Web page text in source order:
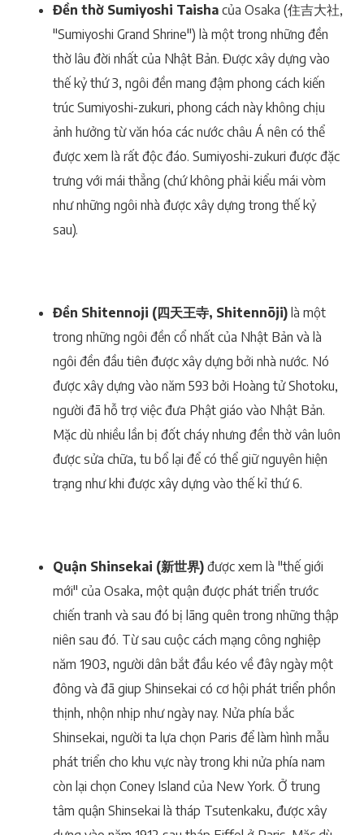
Đền thờ Sumiyoshi Taisha của Osaka (住吉大社,
"Sumiyoshi Grand Shrine") là một trong những đền
thờ lâu đời nhất của Nhật Bản. Được xây dựng vào
thế kỷ thứ 3, ngôi đền mang đậm phong cách kiến ​​
trúc Sumiyoshi-zukuri, phong cách này không chịu
ảnh hưởng từ văn hóa các nước châu Á nên có thể
được xem là rất độc đáo. Sumiyoshi-zukuri được đặc
trưng với mái thẳng (chứ không phải kiểu mái vòm
như những ngôi nhà được xây dựng trong thế kỷ
sau).
Đền Shitennoji (四天王寺, Shitennōji) là một
trong những ngôi đền cổ nhất của Nhật Bản và là
ngôi đền đầu tiên được xây dựng bởi nhà nước. Nó
được xây dựng vào năm 593 bởi Hoàng tử Shotoku,
người đã hỗ trợ việc đưa Phật giáo vào Nhật Bản.
Mặc dù nhiều lần bị đốt cháy nhưng đền thờ vân luôn
được sửa chữa, tu bổ lại để có thể giữ nguyên hiện
trạng như khi được xây dựng vào thế kỉ thứ 6.
Quận Shinsekai (新世界) được xem là "thế giới
mới" của Osaka, một quận được phát triển trước
chiến tranh và sau đó bị lãng quên trong những thập
niên sau đó. Từ sau cuộc cách mạng công nghiệp
năm 1903, người dân bắt đầu kéo về đây ngày một
đông và đã giup Shinsekai có cơ hội phát triển phồn
thịnh, nhộn nhịp như ngày nay. Nửa phía bắc
Shinsekai, người ta lựa chọn Paris để làm hình mẫu
phát triển cho khu vực này trong khi nửa phía nam
còn lại chọn Coney Island của New York. Ở trung
tâm quận Shinsekai là tháp Tsutenkaku, được xây